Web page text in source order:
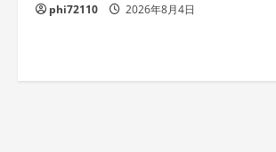
phi72110 2026年8月4日